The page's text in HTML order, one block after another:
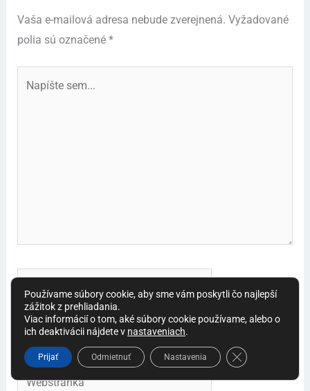
Vaša e-mailová adresa nebude zverejnená. Vyžadované
polia sú označené *
Name*
E-
mail*
Webstránka
Používame súbory cookie, aby sme vám poskytli čo najlepší
zážitok z prehliadania.
Viac informácií o tom, aké súbory cookie používame, alebo o
ich deaktivácii nájdete v nastaveniach.
Prijať Odmietnuť Nastavenia ZAVRIEŤ